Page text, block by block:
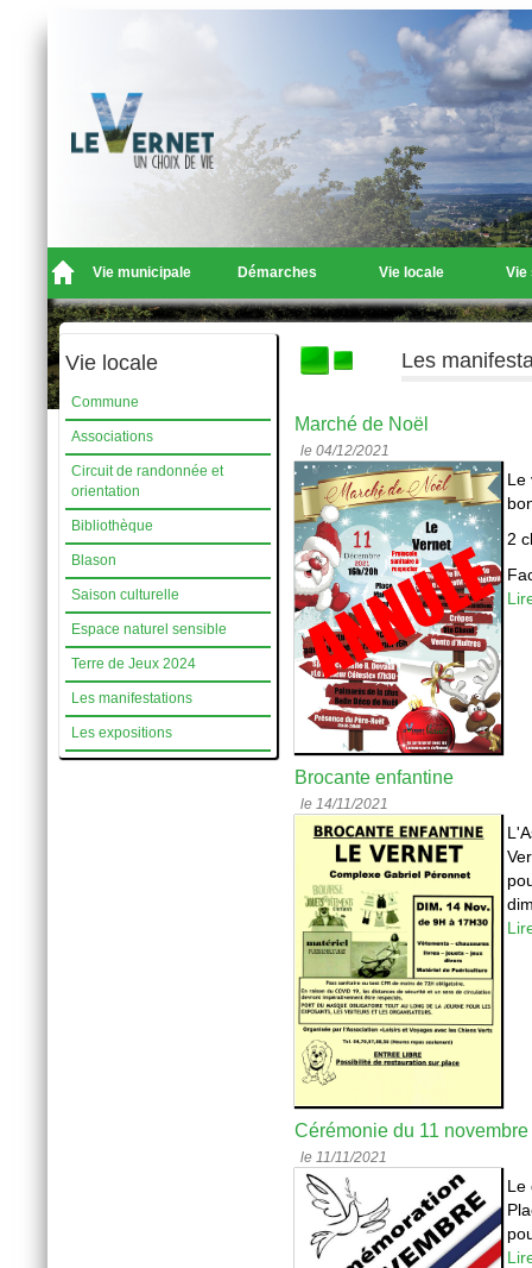
Vie municipale Démarches Vie locale Vie
Vie locale
Commune
Associations
Circuit de randonnée et
orientation
Bibliothèque
Blason
Saison culturelle
Espace naturel sensible
Terre de Jeux 2024
Les manifestations
Les expositions
Les
Marché de Noël
le 04/12/2021
Le
2
Brocante enfantine
le 14/11/2021
Cérémonie du 11 novembre
le 11/11/2021
Le